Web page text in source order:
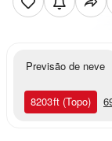
Previsão de neve
8203ft (Topo)